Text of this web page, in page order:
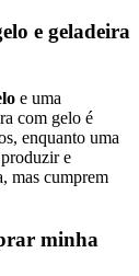
e geladeira
e uma
com gelo é
enquanto uma
e
mas cumprem
minha